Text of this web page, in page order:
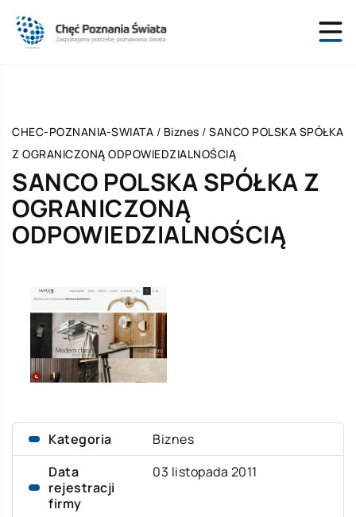
CHEC-POZNANIA-SWIATA / Biznes / SANCO POLSKA SPÓŁKA
Z OGRANICZONĄ ODPOWIEDZIALNOŚCIĄ
SANCO POLSKA SPÓŁKA Z
OGRANICZONĄ
ODPOWIEDZIALNOŚCIĄ
Kategoria
Biznes
Data
rejestracji
firmy
03 listopada 2011